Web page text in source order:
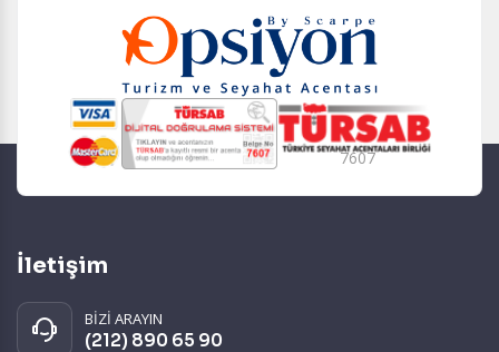
7607
İletişim
BİZİ ARAYIN
(212) 890 65 90